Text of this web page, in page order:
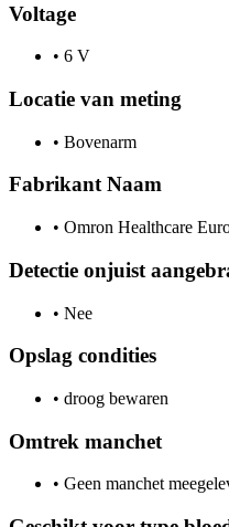
Voltage
• 6 V
Locatie van meting
• Bovenarm
Fabrikant Naam
• Omron Healthcare
Detectie onjuist
• Nee
Opslag condities
• droog bewaren
Omtrek manchet
• Geen manchet